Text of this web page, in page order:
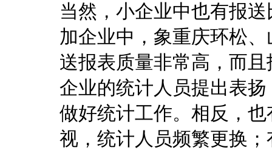
当然，小企业中也有报
加企业中，象重庆环松
送报表质量非常高，而
企业的统计人员提出表
做好统计工作。相反，
视，统计人员频繁更换